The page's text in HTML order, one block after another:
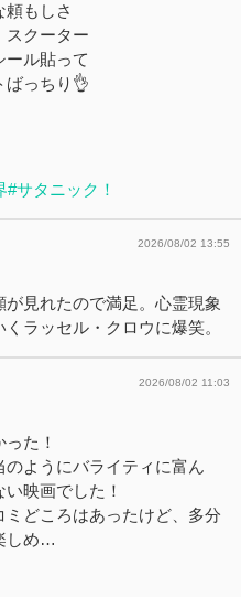
頼もしさ
スクーター
ール貼って
ばっちり👌
#サタニック！
2026/08/02 13:55
見れたので満足。心霊現象
ラッセル・クロウに爆笑。
2026/08/02 11:03
た！
ようにバライティに富ん
映画でした！
どころはあったけど、多分
しめ…